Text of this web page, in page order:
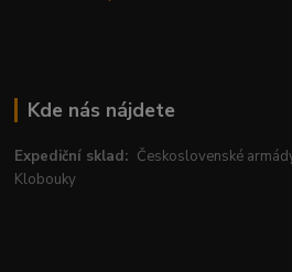
Kde nás nájdete
Expediční sklad: Československé
Klobouky